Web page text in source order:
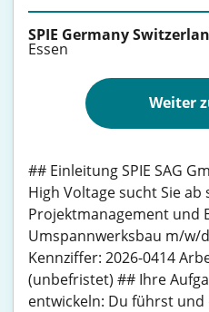
SPIE Germany
Essen
Weiter
## Einleitung SPIE SAG
High Voltage sucht Sie
Projektmanagement und
Umspannwerksbau m/w/
Kennziffer: 2026-0414
(unbefristet) ## Ihre
entwickeln: Du führst und